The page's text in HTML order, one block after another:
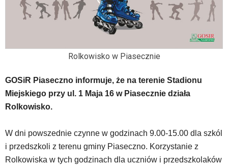
treści,
bezpośrednio
wiadomością.
Strona
nie
dedykowane
skróty
Rolkowisko w Piasecznie
GOSiR Piaseczno informuje, że na terenie Stadionu
Miejskiego przy ul. 1 Maja 16 w Piasecznie działa
Rolkowisko.
W dni powszednie czynne w godzinach 9.00-15.00 dla szkól
i przedszkoli z terenu gminy Piaseczno. Korzystanie z
Rolkowiska w tych godzinach dla uczniów i przedszkolaków